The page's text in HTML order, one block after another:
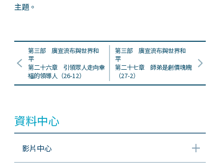
主題。
第三部 廣宣流布與世界和
平
第二十六章 引領眾人走向幸
福的領導人（26-12）
第三部 廣宣流布與世界和
平
第二十七章 師弟是創價魂魄
（27-2）
資料中心
影片中心